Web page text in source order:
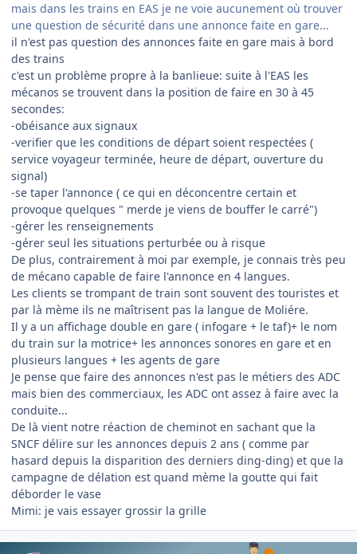
mais dans les trains en EAS je ne voie aucunement où trouver
une question de sécurité dans une annonce faite en gare...
il n'est pas question des annonces faite en gare mais à bord
des trains
c'est un problème propre à la banlieue: suite à l'EAS les
mécanos se trouvent dans la position de faire en 30 à 45
secondes:
-obéisance aux signaux
-verifier que les conditions de départ soient respectées (
service voyageur terminée, heure de départ, ouverture du
signal)
-se taper l'annonce ( ce qui en déconcentre certain et
provoque quelques " merde je viens de bouffer le carré")
-gérer les renseignements
-gérer seul les situations perturbée ou à risque
De plus, contrairement à moi par exemple, je connais très peu
de mécano capable de faire l'annonce en 4 langues.
Les clients se trompant de train sont souvent des touristes et
par là mème ils ne maîtrisent pas la langue de Moliére.
Il y a un affichage double en gare ( infogare + le taf)+ le nom
du train sur la motrice+ les annonces sonores en gare et en
plusieurs langues + les agents de gare
Je pense que faire des annonces n'est pas le métiers des ADC
mais bien des commerciaux, les ADC ont assez à faire avec la
conduite...
De là vient notre réaction de cheminot en sachant que la
SNCF délire sur les annonces depuis 2 ans ( comme par
hasard depuis la disparition des derniers ding-ding) et que la
campagne de délation est quand mème la goutte qui fait
déborder le vase
Mimi: je vais essayer grossir la grille